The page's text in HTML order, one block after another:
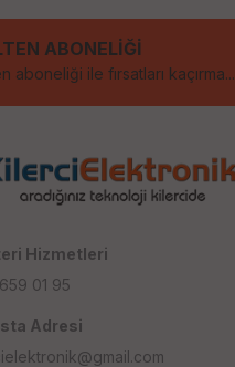
ABONELİĞİ
aboneliği ile fırsatları kaçırma...
Hizmetleri
01 95
Adresi